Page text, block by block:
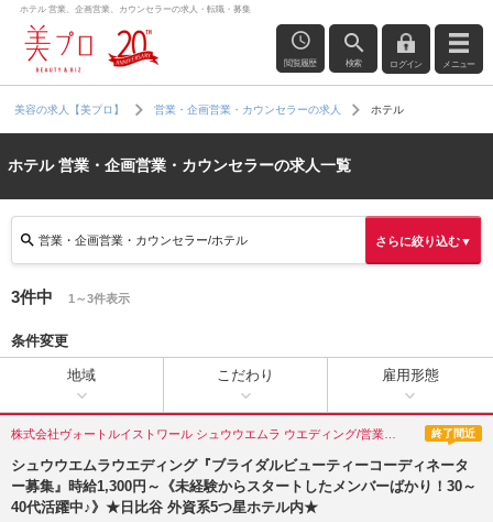
ホテル 営業、企画営業、カウンセラーの求人・転職・募集
閲覧履歴 検索 ログイン メニュー
美容の求人【美プロ】 営業・企画営業・カウンセラーの求人 ホテル
ホテル 営業・企画営業・カウンセラーの求人一覧
営業・企画営業・カウンセラー/ホテル さらに絞り込む▼
3件中 1～3件表示
条件変更
地域 こだわり 雇用形態
終了間近
シュウウエムラウエディング『ブライダルビューティーコーディネータ
ー募集』時給1,300円～《未経験からスタートしたメンバーばかり！30～
40代活躍中♪》★日比谷 外資系5つ星ホテル内★